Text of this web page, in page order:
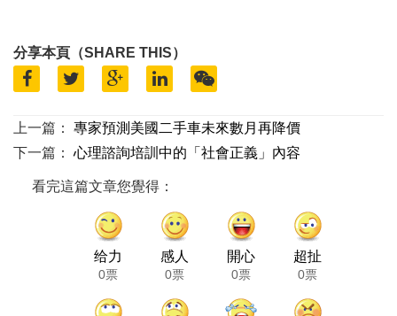
分享本頁（SHARE THIS）
上一篇：
專家預測美國二手車未來數月再降價
下一篇：
心理諮詢培訓中的「社會正義」內容
看完這篇文章您覺得：
给力
0票
感人
0票
開心
0票
超扯
0票